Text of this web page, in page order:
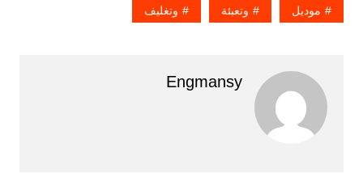
موديل وتعبئة وتغليف
Engmansy